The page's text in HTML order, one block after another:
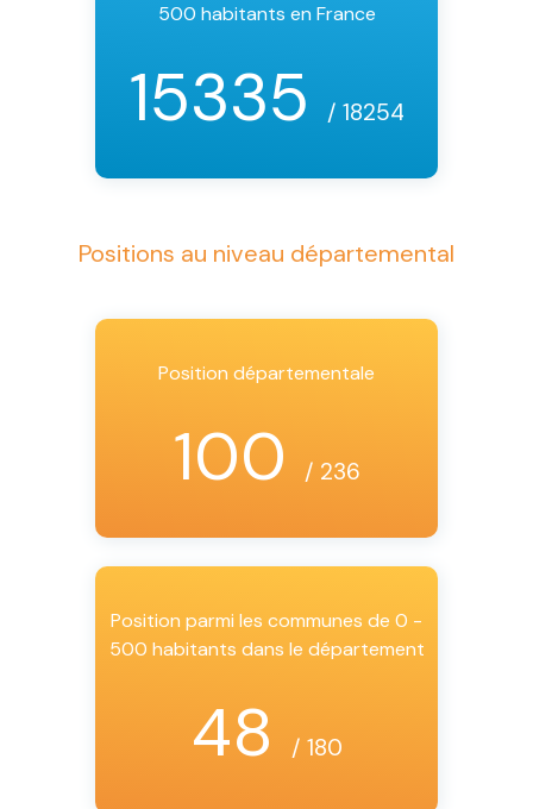
500 habitants en France
15335 / 18254
Positions au niveau départemental
Position départementale
100 / 236
Position parmi les communes de 0 -
500 habitants dans le département
48 / 180